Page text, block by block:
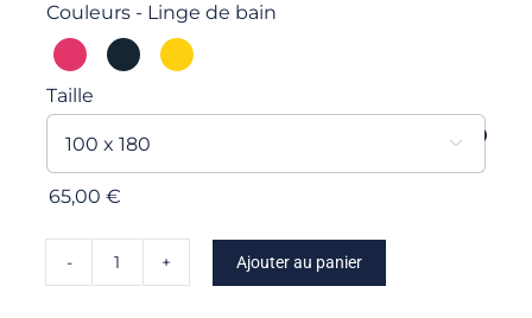
Couleurs - Linge de bain
Taille

65,00 €
quantité
Ajouter au panier